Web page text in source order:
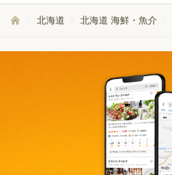
北海道 北海道 海鮮・魚介